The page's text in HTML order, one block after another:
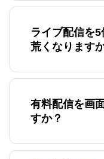
ライブ配信を
荒くなります
有料配信を画
すか？